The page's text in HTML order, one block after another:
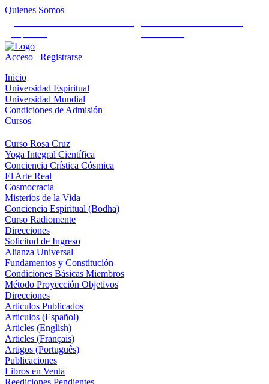
Quienes Somos
Acceso
Registrarse
Inicio
Universidad Espiritual
Universidad Mundial
Condiciones de Admisión
Cursos
Curso Rosa Cruz
Yoga Integral Científica
Conciencia Crística Cósmica
El Arte Real
Cosmocracia
Misterios de la Vida
Conciencia Espiritual (Bodha)
Curso Radiomente
Direcciones
Solicitud de Ingreso
Alianza Universal
Fundamentos y Constitución
Condiciones Básicas Miembros
Método Proyección Objetivos
Direcciones
Articulos Publicados
Articulos (Español)
Articles (English)
Articles (Français)
Artigos (Português)
Publicaciones
Libros en Venta
Reediciones Pendientes